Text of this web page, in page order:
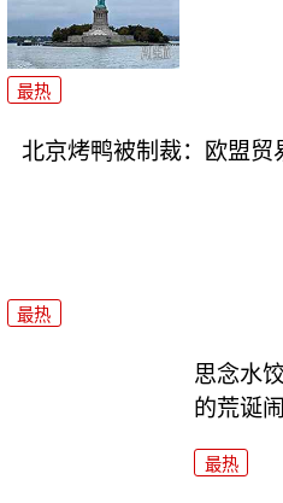
最热
北京烤鸭被制裁：欧盟
最热
思念水
的荒诞
最热